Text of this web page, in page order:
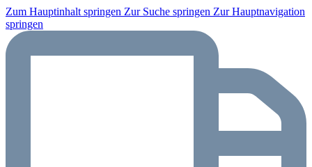
Zum Hauptinhalt springen Zur Suche springen Zur Hauptnavigation
springen